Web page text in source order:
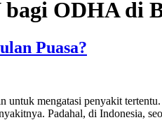
ODHA di
Puasa?
untuk mengatasi penyakit
Padahal, di Indonesia,